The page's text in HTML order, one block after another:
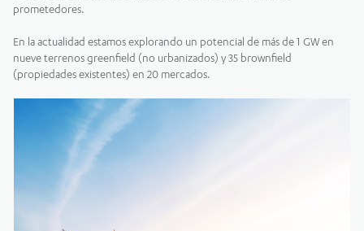
prometedores.
En la actualidad estamos explorando un potencial de más de 1 GW en
nueve terrenos greenfield (no urbanizados) y 35 brownfield
(propiedades existentes) en 20 mercados.